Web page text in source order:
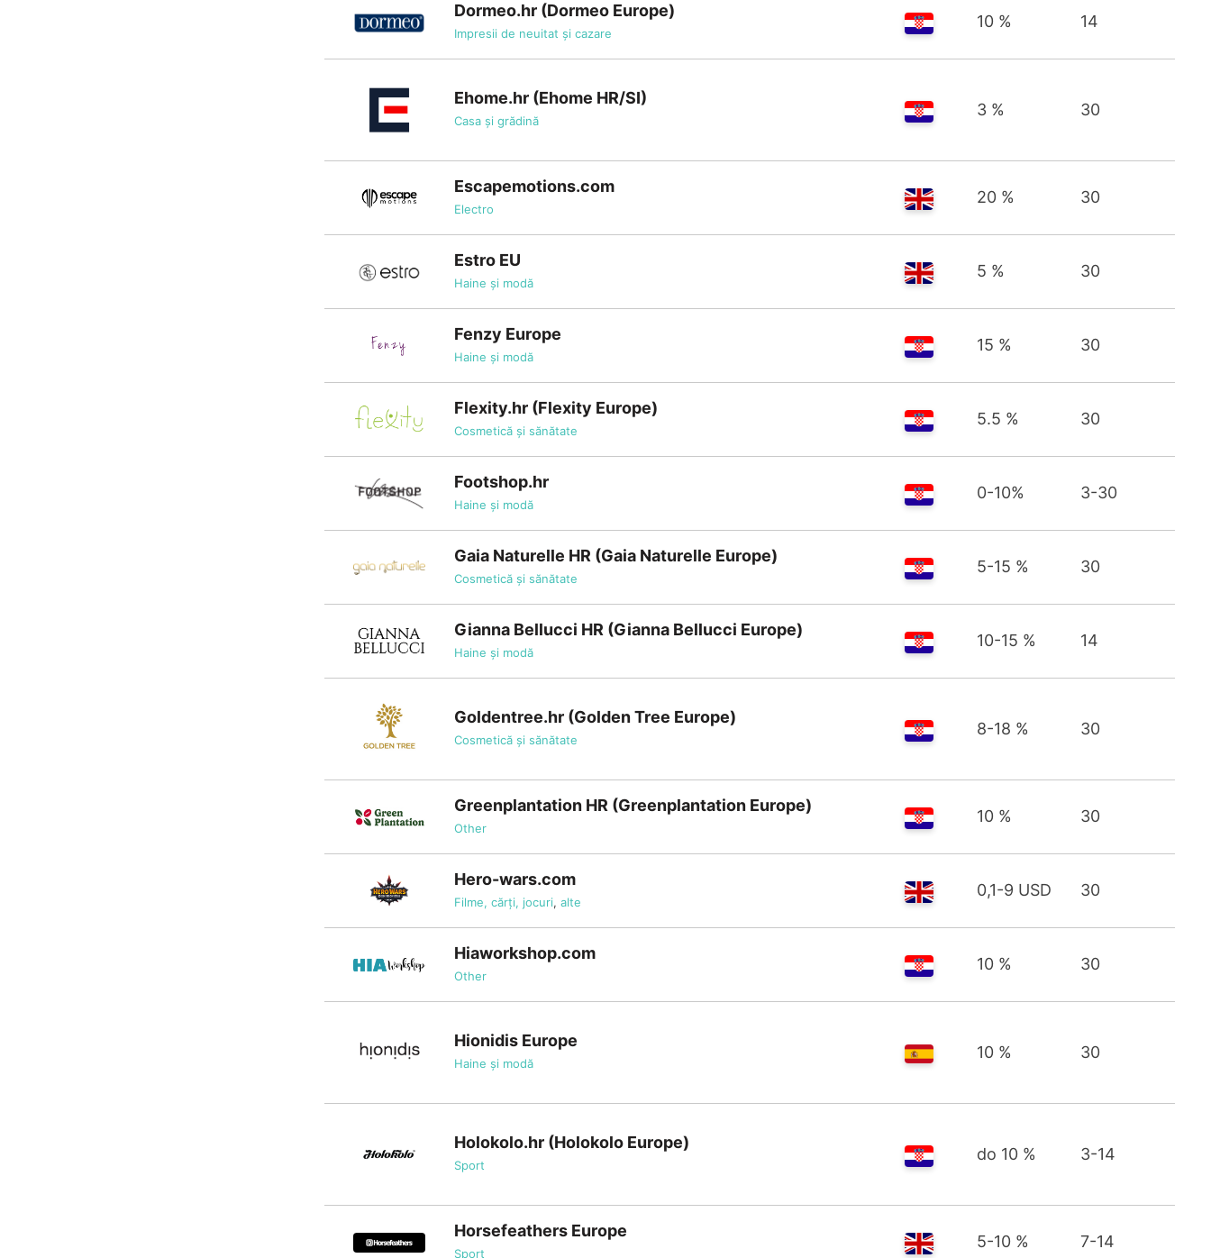
Dormeo.hr (Dormeo Europe)
Impresii de neuitat și cazare
10 % 14
Ehome.hr (Ehome HR/SI)
Casa și grădină
3 % 30
Escapemotions.com
Electro
20 % 30
Estro EU
Haine și modă
5 % 30
Fenzy Europe
Haine și modă
15 % 30
Flexity.hr (Flexity Europe)
Cosmetică și sănătate
5.5 % 30
Footshop.hr
Haine și modă
0-10% 3-30
Gaia Naturelle HR (Gaia Naturelle Europe)
Cosmetică și sănătate
5-15 % 30
Gianna Bellucci HR (Gianna Bellucci Europe)
Haine și modă
10-15 % 14
Goldentree.hr (Golden Tree Europe)
Cosmetică și sănătate
8-18 % 30
Greenplantation HR (Greenplantation Europe)
Other
10 % 30
Hero-wars.com
Filme, cărți, jocuri, alte
0,1-9 USD 30
Hiaworkshop.com
Other
10 % 30
Hionidis Europe
Haine și modă
10 % 30
Holokolo.hr (Holokolo Europe)
Sport
do 10 % 3-14
Horsefeathers Europe
Sport
5-10 % 7-14